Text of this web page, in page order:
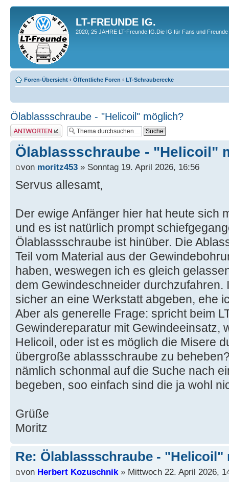
LT-FREUNDE IG.
2020; 25 JAHRE LT-Freunde IG.Die IG für Fans und
Foren-Übersicht ‹ Öffentliche Foren ‹ LT-Schrauberecke
Ölablassschraube - "Helicoil" möglich?
Antwort erstellen
Ölablassschraube - "Helicoil"
von moritz453 » Sonntag 19. April 2026, 16:56
Servus allesamt,
Der ewige Anfänger hier hat heute sich
und es ist natürlich prompt
Ölablassschraube ist hinüber. Die
Teil vom Material aus der
haben, weswegen ich es gleich
dem Gewindeschneider durchzufahren.
sicher an eine Werkstatt abgeben, ehe
Aber als generelle Frage: spricht beim
Gewindereparatur mit Gewindeeinsatz,
Helicoil, oder ist es möglich die Misere
übergroße ablassschraube zu
nämlich schonmal auf die Suche nach
begeben, soo einfach sind die ja wohl
Grüße
Moritz
Re: Ölablassschraube - "Helicoil"
von Herbert Kozuschnik » Mittwoch 22. April 2026,